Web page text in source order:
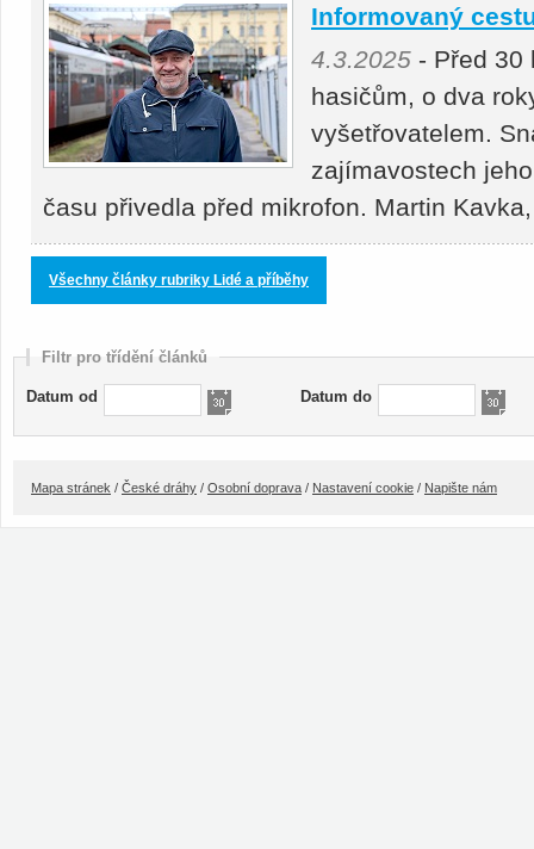
Informovaný
4.3.2025 - Před 30
hasičům, o dva
vyšetřovatelem.
zajímavostech
času přivedla před mikrofon. Martin
Všechny články rubriky Lidé a příběhy
Filtr pro třídění článků
Datum od Datum do
Mapa stránek / České dráhy / Osobní doprava / Nastavení cookie / Napište nám